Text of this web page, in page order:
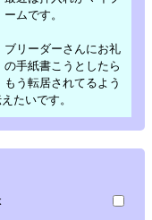
ームです。
ブリーダーさんにお礼
の手紙書こうとしたら
もう転居されてるよう
たいです。